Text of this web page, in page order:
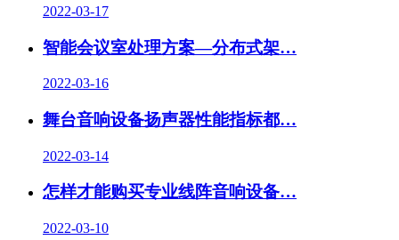
2022-03-17
智能会议室处理方案—分布式架…
2022-03-16
舞台音响设备扬声器性能指标都…
2022-03-14
怎样才能购买专业线阵音响设备…
2022-03-10